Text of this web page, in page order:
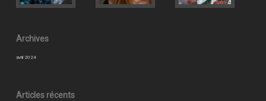
Archives
avril 2024
Articles récents